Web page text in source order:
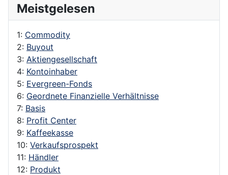
Meistgelesen
1: Commodity
2: Buyout
3: Aktiengesellschaft
4: Kontoinhaber
5: Evergreen-Fonds
6: Geordnete Finanzielle Verhältnisse
7: Basis
8: Profit Center
9: Kaffeekasse
10: Verkaufsprospekt
11: Händler
12: Produkt